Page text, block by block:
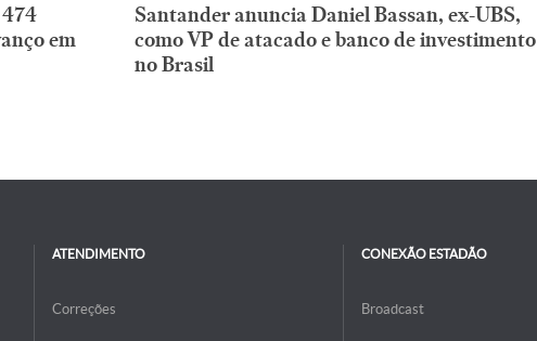
em
Santander anuncia Daniel Bassan, ex-UBS,
como VP de atacado e banco de investimento
no Brasil
ATENDIMENTO
Correções
CONEXÃO ESTADÃO
Broadcast